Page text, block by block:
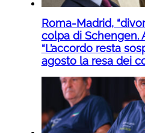
Roma-Madrid,
colpa di Schengen.
“L’accordo resta
agosto la resa dei